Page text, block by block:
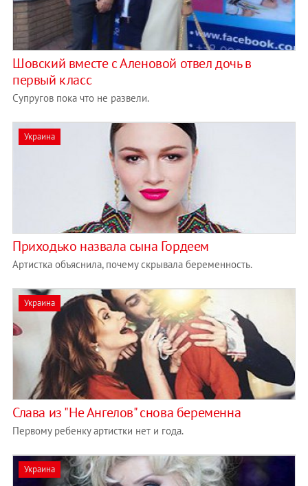
Шовский вместе с Аленовой отвел дочь в
первый класс
Супругов пока что не развели.
Украина
Приходько назвала сына Гордеем
Артистка объяснила, почему скрывала беременность.
Украина
Слава из "Не Ангелов" снова беременна
Первому ребенку артистки нет и года.
Украина